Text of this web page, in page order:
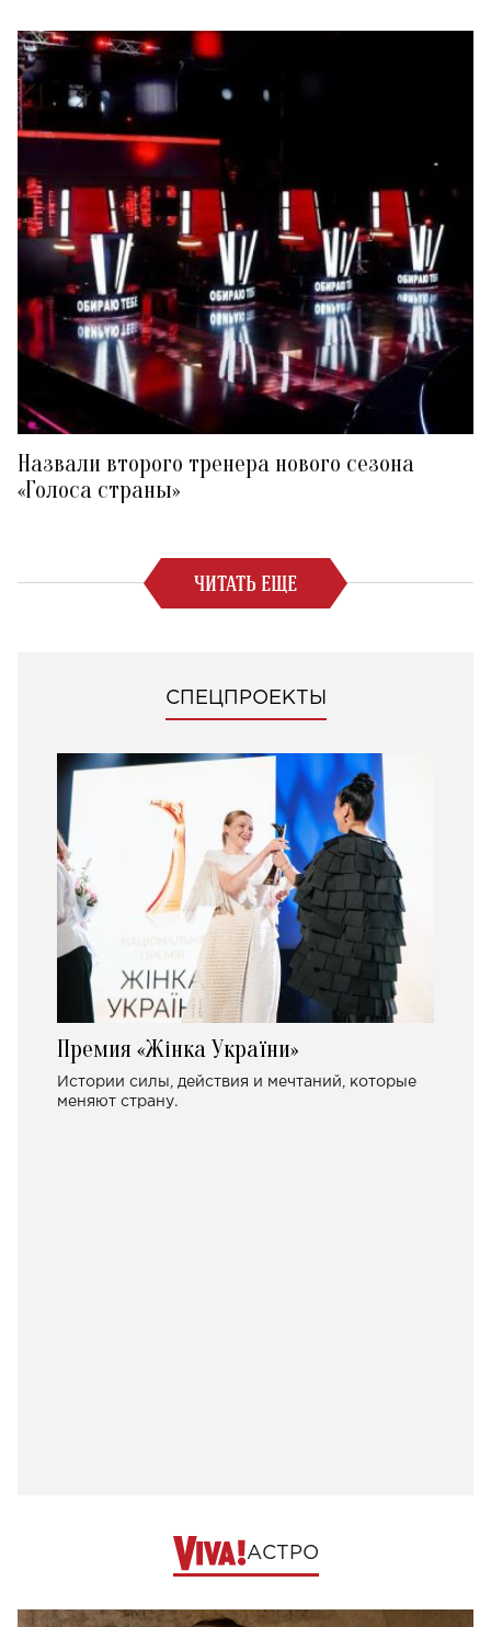
Назвали второго тренера нового сезона
«Голоса страны»
ЧИТАТЬ ЕЩЕ
СПЕЦПРОЕКТЫ
Премия «Жінка України»
Истории силы, действия и мечтаний, которые
меняют страну.
АСТРО